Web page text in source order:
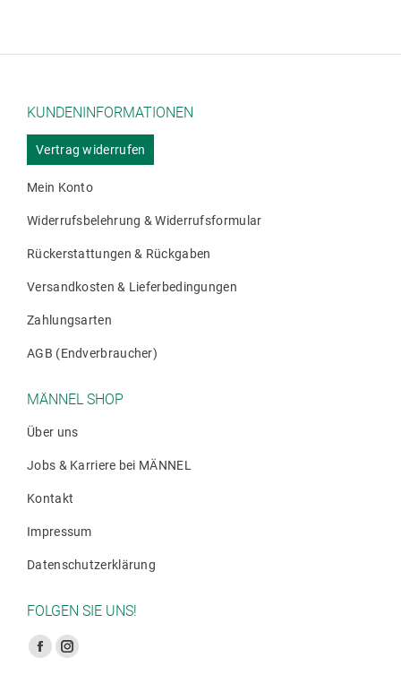
gewählt
KUNDENINFORMATIONEN
Vertrag widerrufen
Mein Konto
Widerrufsbelehrung & Widerrufsformular
Rückerstattungen & Rückgaben
Versandkosten & Lieferbedingungen
Zahlungsarten
AGB (Endverbraucher)
MÄNNEL SHOP
Über uns
Jobs & Karriere bei MÄNNEL
Kontakt
Impressum
Datenschutzerklärung
FOLGEN SIE UNS!
Finden Sie uns auf:
FacebookInstagram